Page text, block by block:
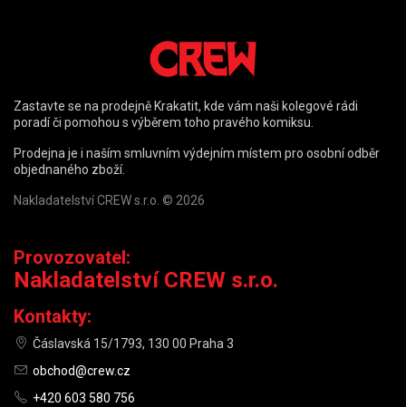
Zastavte se na prodejně Krakatit, kde vám naši kolegové rádi
poradí či pomohou s výběrem toho pravého komiksu.
Prodejna je i naším smluvním výdejním místem pro osobní odběr
objednaného zboží.
Nakladatelství CREW s.r.o. © 2026
Provozovatel:
Nakladatelství CREW s.r.o.
Kontakty:
Čáslavská 15/1793, 130 00 Praha 3
obchod@crew.cz
+420 603 580 756